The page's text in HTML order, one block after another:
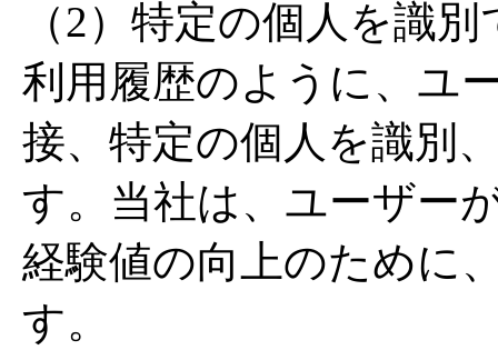
（2）特定の個人を識
利用履歴のように、ユ
接、特定の個人を識別
す。当社は、ユーザー
経験値の向上のために
す。